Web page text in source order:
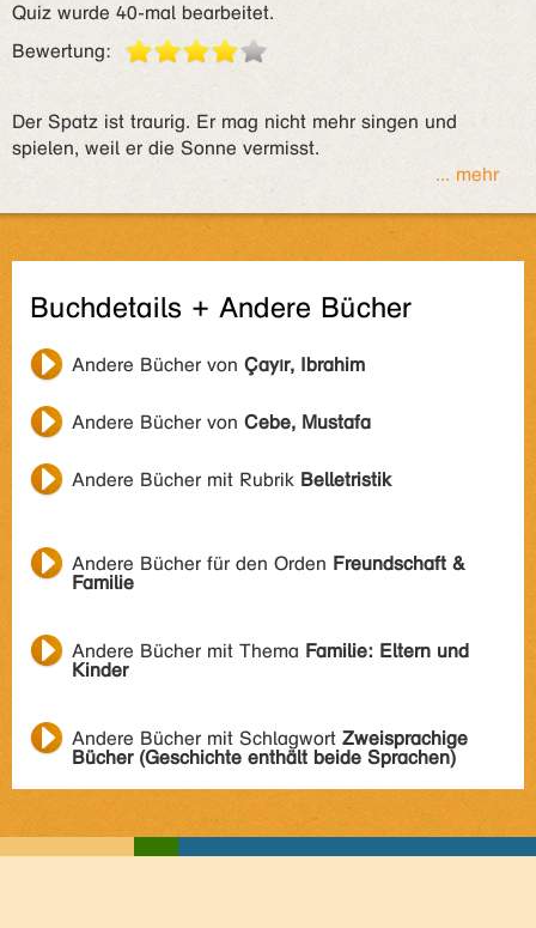
Quiz wurde 40-mal bearbeitet.
Bewertung:
Der Spatz ist traurig. Er mag nicht mehr singen und
spielen, weil er die Sonne vermisst.
... mehr
Buchdetails + Andere Bücher
Andere Bücher von Çayır, Ibrahim
Andere Bücher von Cebe, Mustafa
Andere Bücher mit Rubrik Belletristik
Andere Bücher für den Orden Freundschaft &
Familie
Andere Bücher mit Thema Familie: Eltern und
Kinder
Andere Bücher mit Schlagwort Zweisprachige
Bücher (Geschichte enthält beide Sprachen)